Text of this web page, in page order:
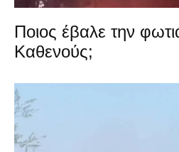
Ποιος έβαλε την
Καθενούς;